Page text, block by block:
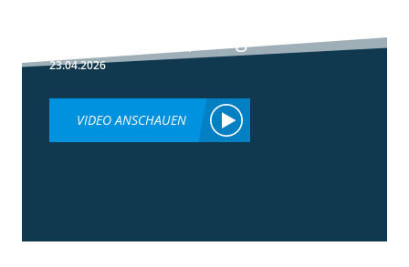
23.04.2026
VIDEO ANSCHAUEN